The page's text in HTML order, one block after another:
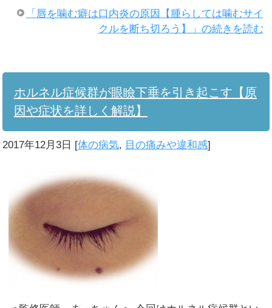
「唇を噛む癖は口内炎の原因【腫らしては噛むサイ
クルを断ち切ろう】」の続きを読む
ホルネル症候群が眼瞼下垂を引き起こす【原
因や症状を詳しく解説】
2017年12月3日 [体の病気, 目の痛みや違和感]